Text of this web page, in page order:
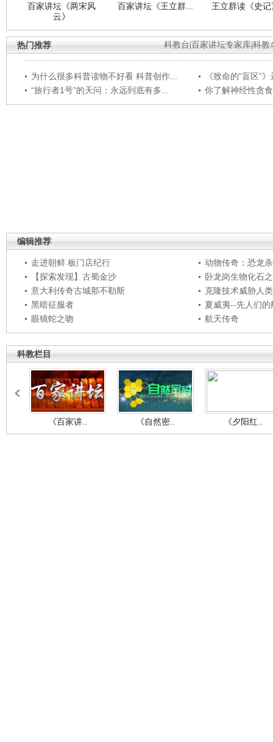
百家讲坛《两宋风
云》
百家讲坛《王立群... 王立群读《史
科教台 百家讲坛专家库 科教
热门推荐
为什么很多科普读物不好看 科普创作...
《致命的“盲区”
“旅行者1号”的天问：永远到底有多...
你了解神经性贪
编辑推荐
走进朝鲜 板门店纪行
动物传奇：恐龙
【探索发现】古蜀金沙
卧龙岗生物化石
意大利传奇古城那不勒斯
克隆技术威胁人
黑暗征服者
夏威夷--先人们的
眼镜蛇之吻
航天传奇
科教栏目
《百家讲.. 《自然密.. 《夕阳红..